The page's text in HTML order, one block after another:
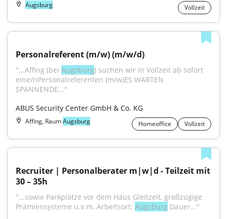
Augsburg Vollzeit
Personalreferent (m/w) (m/w/d)
"...Affing (bei Augsburg) suchen wir in Vollzeit ab sofort
eine/nPersonalreferenten (m/w)ES WARTEN
SPANNENDE..."
ABUS Security Center GmbH & Co. KG
Affing, RaumAugsburg Homeoffice Vollzeit
Recruiter | Personalberater m|w|d - Teilzeit mit
30 – 35h
"...sowie Parkplätze vor dem Haus Gleitzeit, großzügige
Prämiensysteme u.v.m. Arbeitsort: Augsburg Dauer..."